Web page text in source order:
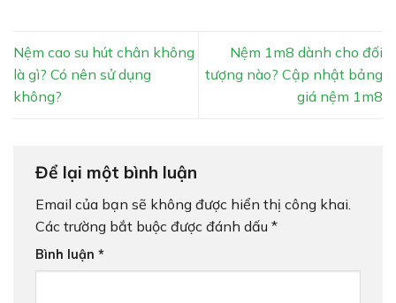
Nệm cao su hút chân không
là gì? Có nên sử dụng
không?
Nệm 1m8 dành cho đối
tượng nào? Cập nhật bảng
giá nệm 1m8
Để lại một bình luận
Email của bạn sẽ không được hiển thị công khai.
Các trường bắt buộc được đánh dấu *
Bình luận *